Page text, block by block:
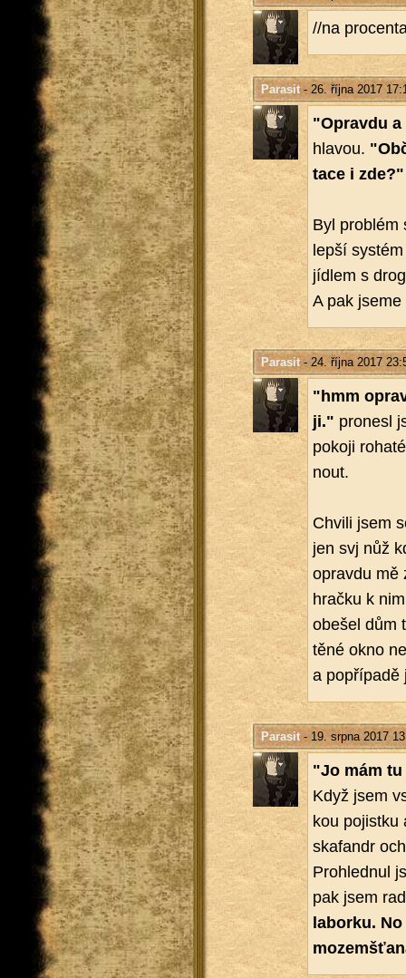
//na
Parasit- 26. října 2017
"Oprav­du
hla­vou.
ta­ce i zde?"
Byl pro­blém
lepší
jíd­lem s
A pak
Parasit- 24. října 2017
"hmm
ji." pro­ne­sl
po­ko­ji
nout.
Chvi­li jsem
jen svj nůž
oprav­du mě
hrač­ku k
obe­šel dům
tě­né okno
a po­pří­pa­dě
Parasit- 19. srpna 2017
"Jo mám
Když jsem
kou po­jist­ku
ska­fan­dr
Pro­hled­nul
pak jsem
la­bor­ku.